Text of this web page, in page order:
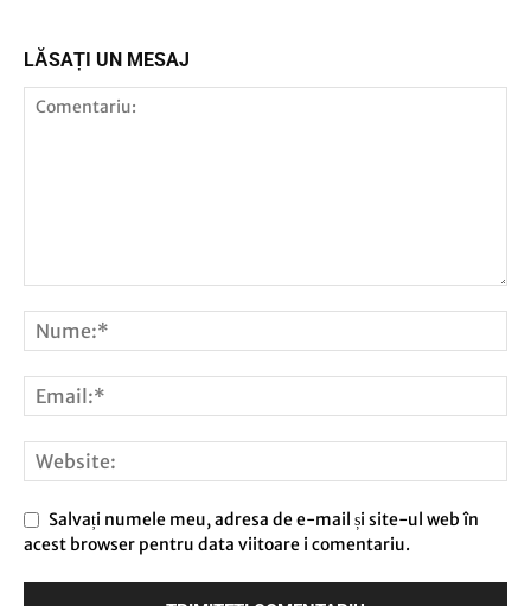
LĂSAȚI UN MESAJ
Salvați numele meu, adresa de e-mail și site-ul web în
acest browser pentru data viitoare i comentariu.